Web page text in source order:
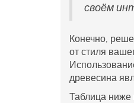
своём
Конечно,
от стиля
древесина
Таблица ниже